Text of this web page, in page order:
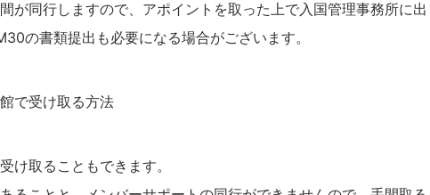
が同行しますので、アポイントを取った上で入国管理事務所に出
の書類提出も必要になる場合がございます。
で受け取る方法
け取ることもできます。